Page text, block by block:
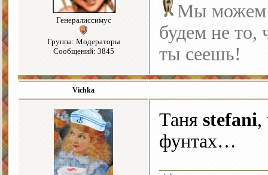
Генералиссимус
Группа: Модераторы
Сообщений: 3845
Мы можем
будем не то,
ты сеешь!
Vichka
Таня stefani,
фунтах…